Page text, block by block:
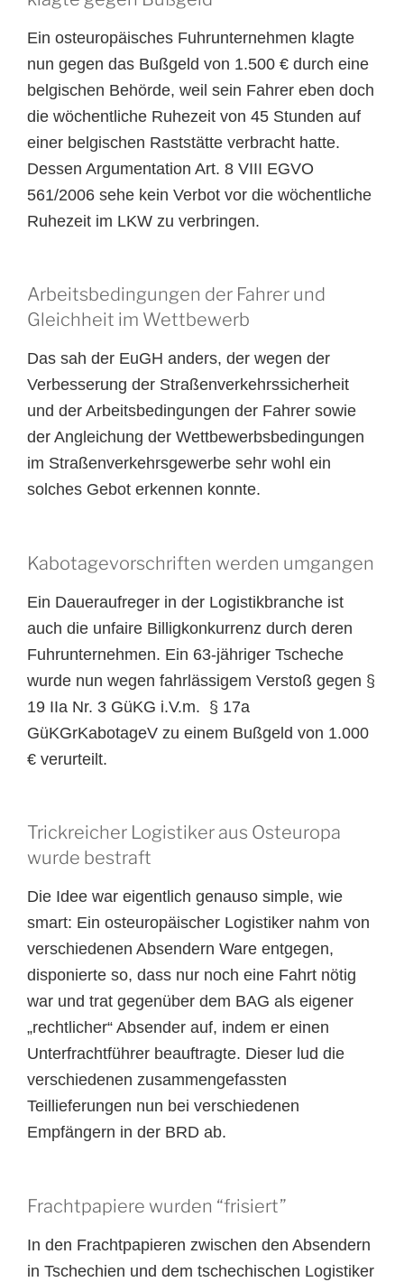
Ein osteuropäisches Fuhrunternehmen klagte
nun gegen das Bußgeld von 1.500 € durch eine
belgischen Behörde, weil sein Fahrer eben doch
die wöchentliche Ruhezeit von 45 Stunden auf
einer belgischen Raststätte verbracht hatte.
Dessen Argumentation Art. 8 VIII EGVO
561/2006 sehe kein Verbot vor die wöchentliche
Ruhezeit im LKW zu verbringen.
Arbeitsbedingungen der Fahrer und
Gleichheit im Wettbewerb
Das sah der EuGH anders, der wegen der
Verbesserung der Straßenverkehrssicherheit
und der Arbeitsbedingungen der Fahrer sowie
der Angleichung der Wettbewerbsbedingungen
im Straßenverkehrsgewerbe sehr wohl ein
solches Gebot erkennen konnte.
Kabotagevorschriften werden umgangen
Ein Daueraufreger in der Logistikbranche ist
auch die unfaire Billigkonkurrenz durch deren
Fuhrunternehmen. Ein 63-jähriger Tscheche
wurde nun wegen fahrlässigem Verstoß gegen §
19 IIa Nr. 3 GüKG i.V.m. § 17a
GüKGrKabotageV zu einem Bußgeld von 1.000
€ verurteilt.
Trickreicher Logistiker aus Osteuropa
wurde bestraft
Die Idee war eigentlich genauso simple, wie
smart: Ein osteuropäischer Logistiker nahm von
verschiedenen Absendern Ware entgegen,
disponierte so, dass nur noch eine Fahrt nötig
war und trat gegenüber dem BAG als eigener
„rechtlicher“ Absender auf, indem er einen
Unterfrachtführer beauftragte. Dieser lud die
verschiedenen zusammengefassten
Teillieferungen nun bei verschiedenen
Empfängern in der BRD ab.
Frachtpapiere wurden “frisiert”
In den Frachtpapieren zwischen den Absendern
in Tschechien und dem tschechischen Logistiker